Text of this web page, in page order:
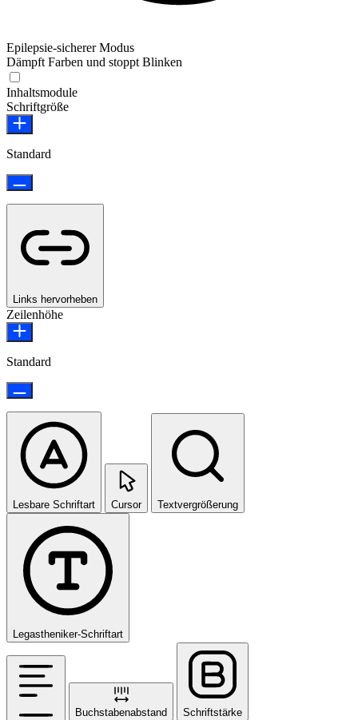
Epilepsie-sicherer Modus
Dämpft Farben und stoppt Blinken
Inhaltsmodule
Schriftgröße
Standard
Links hervorheben
Zeilenhöhe
Standard
Lesbare Schriftart Cursor Textvergrößerung
Legastheniker-Schriftart
Buchstabenabstand Schriftstärke